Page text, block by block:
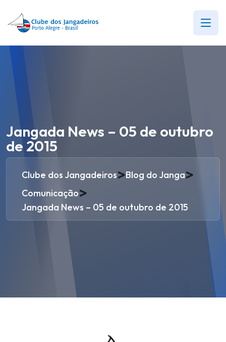
Jangada News – 05 de outubro
de 2015
Clube dos Jangadeiros>Blog do Janga>
Comunicação>
Jangada News – 05 de outubro de 2015